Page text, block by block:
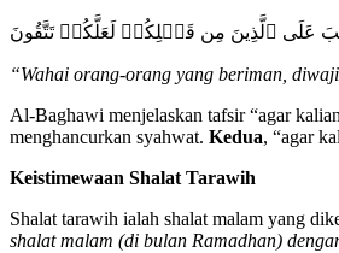
كُتِبَ عَلَى ٱلَّذِينَ مِن قَبۡلِكُمۡ لَعَلَّكُمۡ تَتَّقُونَ
“Wahai orang-orang yang beriman,
Al-Baghawi menjelaskan tafsir “agar
menghancurkan syahwat. Kedua, “agar
Keistimewaan Shalat Tarawih
Shalat tarawih ialah shalat malam yang
shalat malam (di bulan Ramadhan)